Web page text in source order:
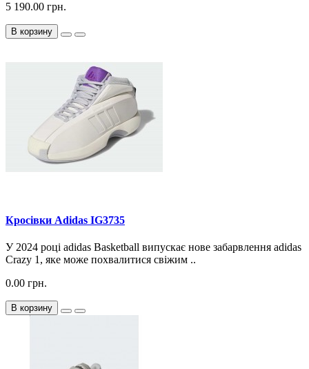
5 190.00 грн.
В корзину
Кросiвки Adidas IG3735
У 2024 році adidas Basketball випускає нове забарвлення adidas
Crazy 1, яке може похвалитися свіжим ..
0.00 грн.
В корзину